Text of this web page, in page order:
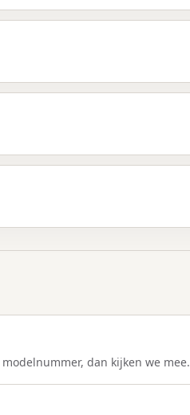
dan kijken we mee.